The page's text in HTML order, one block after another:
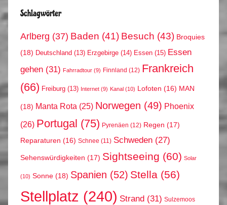
Schlagwörter
Arlberg (37) Baden (41) Besuch (43) Broquies
(18) Deutschland (13) Erzgebirge (14) Essen (15) Essen
gehen (31) Fahrradtour (9) Finnland (12) Frankreich
(66) Freiburg (13) Internet (9) Kanal (10) Lofoten (16) MAN
(18) Manta Rota (25) Norwegen (49) Phoenix
(26) Portugal (75) Pyrenäen (12) Regen (17)
Reparaturen (16) Schnee (11) Schweden (27)
Sehenswürdigkeiten (17) Sightseeing (60) Solar
(10) Sonne (18) Spanien (52) Stella (56)
Stellplatz (240) Strand (31) Sulzemoos